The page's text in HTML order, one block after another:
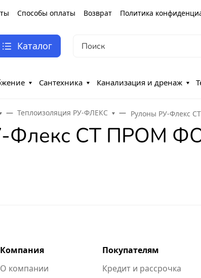
Способы оплаты Возврат Политика
Каталог
Сантехника Канализация и дренаж
Теплоизоляция РУ-ФЛЕКС Рулоны РУ-Флекс
Флекс СТ ПРОМ
Компания
О компании
Покупателям
Кредит и рассрочка